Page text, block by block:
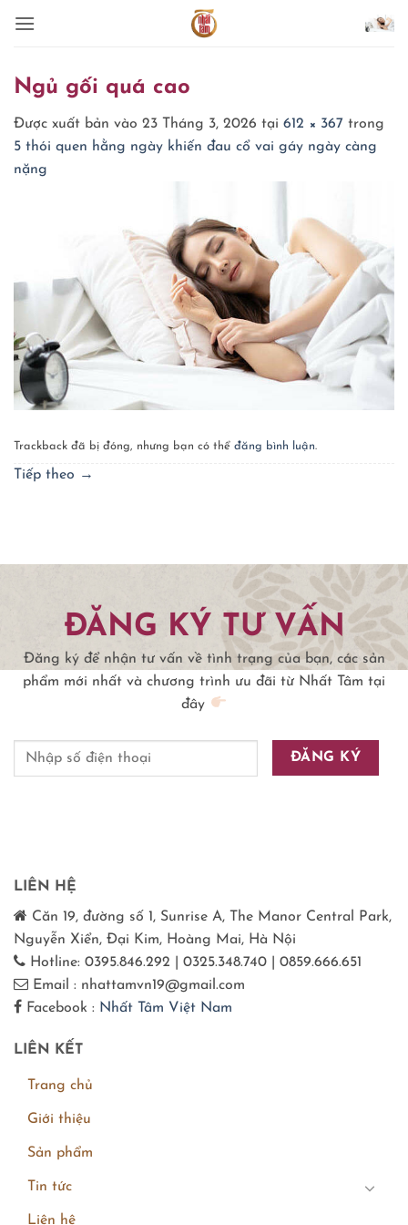
qua
dungNgủ gối quá cao
Được xuất bản vào 23 Tháng 3, 2026 tại 612 × 367 trong
5 thói quen hằng ngày khiến đau cổ vai gáy ngày càng
nặng
Trackback đã bị đóng, nhưng bạn có thể đăng bình luận.
Tiếp theo →
ĐĂNG KÝ TƯ VẤN
Đăng ký để nhận tư vấn về tình trạng của bạn, các sản
phẩm mới nhất và chương trình ưu đãi từ Nhất Tâm tại
đây
LIÊN HỆ
Căn 19, đường số 1, Sunrise A, The Manor Central Park,
Nguyễn Xiển, Đại Kim, Hoàng Mai, Hà Nội
Hotline: 0395.846.292 | 0325.348.740 | 0859.666.651
Email : nhattamvn19@gmail.com
Facebook : Nhất Tâm Việt Nam
LIÊN KẾT
Trang chủ
Giới thiệu
Sản phẩm
Tin tức
Liên hệ